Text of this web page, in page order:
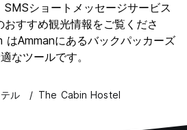
5.6
7.2
SMSショートメッセージサービス
すすめ観光情報をご覧くださ
Ammanにあるバックパッカーズ
なツールです。
ル The Cabin Hostel